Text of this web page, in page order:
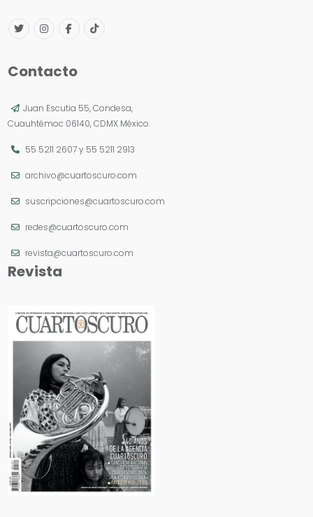
Contacto
Juan Escutia 55, Condesa,
Cuauhtémoc 06140, CDMX México.
55 5211 2607y 55 5211 2913
archivo@cuartoscuro.com
suscripciones@cuartoscuro.com
redes@cuartoscuro.com
revista@cuartoscuro.com
Revista